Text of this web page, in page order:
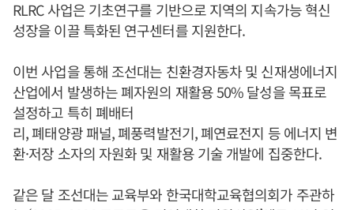
RLRC 사업은 기초연구를 기반으로 지역의 지속가능 혁신
성장을 이끌 특화된 연구센터를 지원한다.
이번 사업을 통해 조선대는 친환경자동차 및 신재생에너지
산업에서 발생하는 폐자원의 재활용 50% 달성을 목표로
설정하고 특히 폐배터
리, 폐태양광 패널, 폐풍력발전기, 폐연료전지 등 에너지 변
환·저장 소자의 자원화 및 재활용 기술 개발에 집중한다.
같은 달 조선대는 교육부와 한국대학교육협의회가 주관하